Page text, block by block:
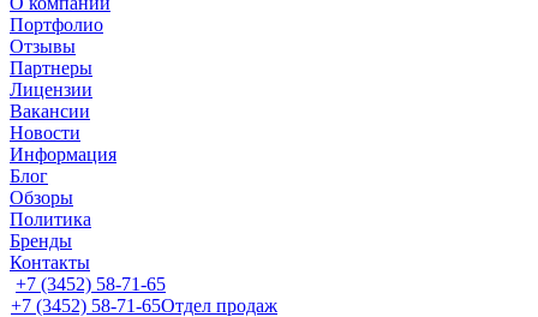
Портфолио
Отзывы
Партнеры
Лицензии
Вакансии
Новости
Информация
Блог
Обзоры
Политика
Бренды
Контакты
+7 (3452) 58-71-65
+7 (3452) 58-71-65Отдел продаж